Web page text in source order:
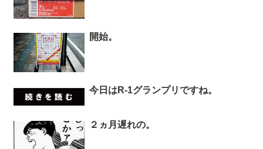
開始。
今日はR-1グランプリですね。
２ヵ月遅れの。